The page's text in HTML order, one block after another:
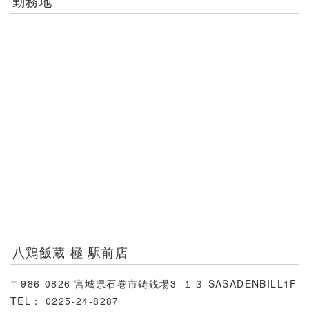
八鶏飯蔵 極 駅前店
〒986-0826 宮城県石巻市鋳銭場3−１３ SASADENBILL1F
TEL： 0225-24-8287